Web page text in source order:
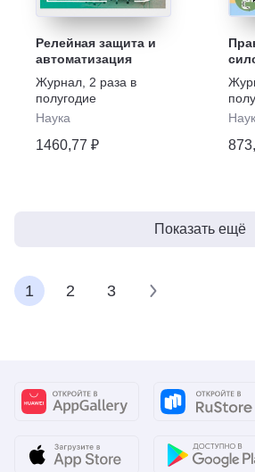
Релейная защита и
автоматизация
Журнал 2 раза в
полугодие
Наука
1460,77 ₽
Показать ещё
1 2 3